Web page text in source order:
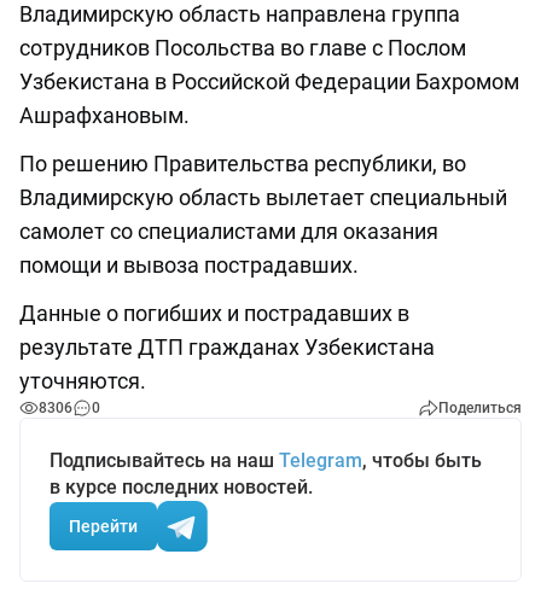
Владимирскую область направлена группа
сотрудников Посольства во главе с Послом
Узбекистана в Российской Федерации Бахромом
Ашрафхановым.
По решению Правительства республики, во
Владимирскую область вылетает специальный
самолет со специалистами для оказания
помощи и вывоза пострадавших.
Данные о погибших и пострадавших в
результате ДТП гражданах Узбекистана
уточняются.
8306 0 Поделиться
Подписывайтесь на наш Telegram, чтобы быть
в курсе последних новостей.
Перейти